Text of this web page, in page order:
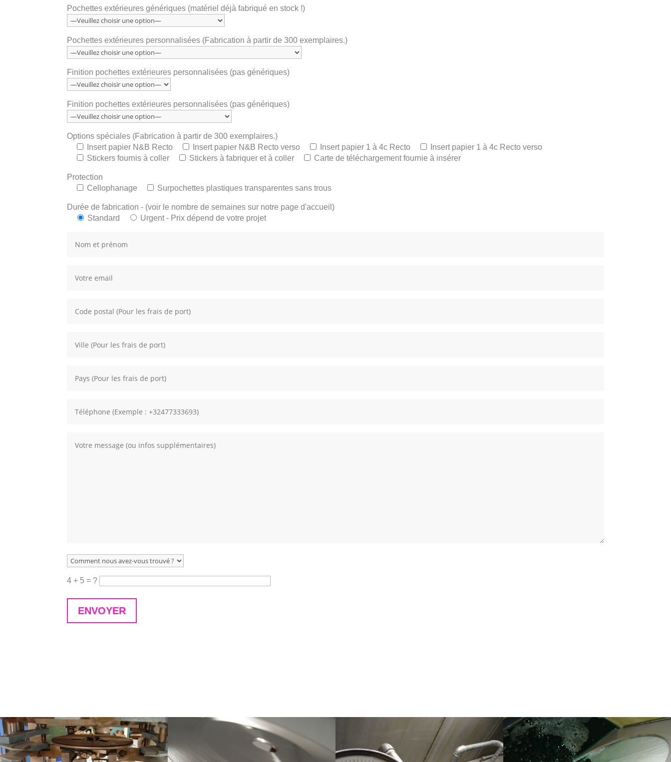
Pochettes extérieures génériques (matériel déjà fabriqué en stock !)
Pochettes extérieures personnalisées (Fabrication à partir de 300 exemplaires.)
Finition pochettes extérieures personnalisées (pas génériques)
Finition pochettes extérieures personnalisées (pas génériques)
Options spéciales (Fabrication à partir de 300 exemplaires.)
Insert papier N&B Recto
Insert papier N&B Recto verso Insert papier 1 à 4c Recto
Insert papier 1 à 4c Recto verso
Stickers fournis à coller
Stickers à fabriquer et à coller Carte de téléchargement fournie à insérer
Protection
Cellophanage
Surpochettes plastiques transparentes sans trous
Durée de fabrication - (voir le nombre de semaines sur notre page d'accueil)
Standard
Urgent - Prix dépend de votre projet
4 + 5 = ?